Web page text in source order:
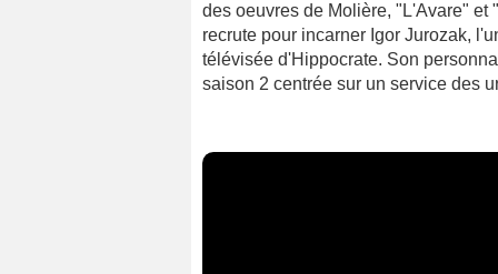
des oeuvres de Molière, "L'Avare"
recrute pour incarner Igor Jurozak,
télévisée d'Hippocrate. Son
saison 2 centrée sur un service des